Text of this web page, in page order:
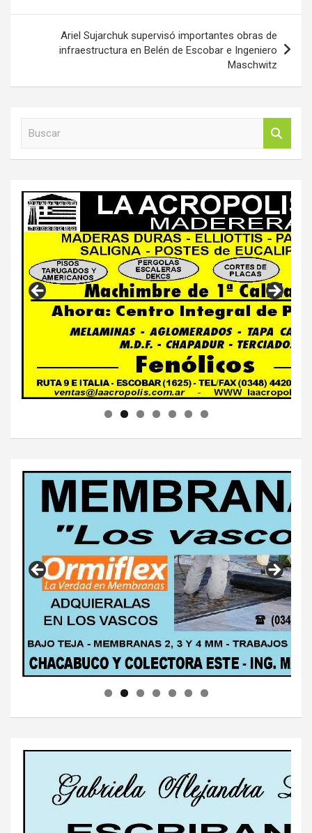
entradas
Ariel Sujarchuk supervisó importantes obras de
infraestructura en Belén de Escobar e Ingeniero
Maschwitz
r